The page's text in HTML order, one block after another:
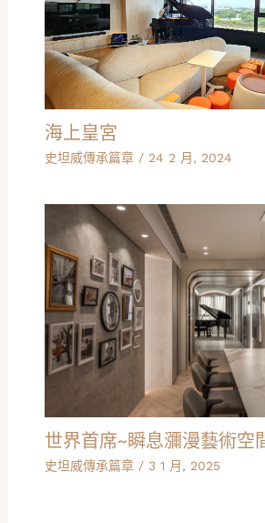
海上皇宮
史坦威傳承篇章/ 24 2 月, 2024
世界首席~瞬息瀰漫藝術空
史坦威傳承篇章/ 3 1 月, 2025